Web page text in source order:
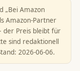
„Bei Amazon
Amazon-Partner
der Preis bleibt für
sind redaktionell
2026-06-06.